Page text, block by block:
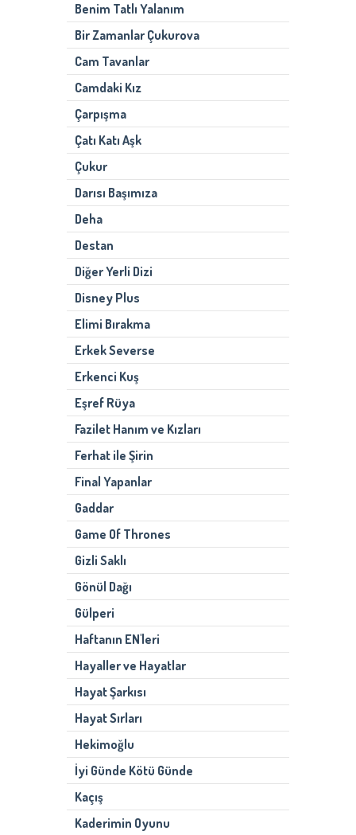
Benim Tatlı Yalanım
Bir Zamanlar Çukurova
Cam Tavanlar
Camdaki Kız
Çarpışma
Çatı Katı Aşk
Çukur
Darısı Başımıza
Deha
Destan
Diğer Yerli Dizi
Disney Plus
Elimi Bırakma
Erkek Severse
Erkenci Kuş
Eşref Rüya
Fazilet Hanım ve Kızları
Ferhat ile Şirin
Final Yapanlar
Gaddar
Game Of Thrones
Gizli Saklı
Gönül Dağı
Gülperi
Haftanın EN'leri
Hayaller ve Hayatlar
Hayat Şarkısı
Hayat Sırları
Hekimoğlu
İyi Günde Kötü Günde
Kaçış
Kaderimin Oyunu